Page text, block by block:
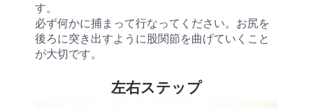
す。
必ず何かに捕まって行なってください。お尻を
後ろに突き出すように股関節を曲げていくこと
が大切です。
左右ステップ